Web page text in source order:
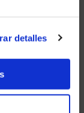
detalles